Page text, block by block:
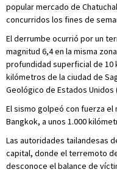
popular mercado de
concurridos los fines de
El derrumbe ocurrió por un
magnitud 6,4 en la misma
profundidad superficial de 10
kilómetros de la ciudad de
Geológico de Estados Unidos
El sismo golpeó con fuerza el
Bangkok, a unos 1.000
Las autoridades tailandesas
capital, donde el terremoto
desconoce el balance de